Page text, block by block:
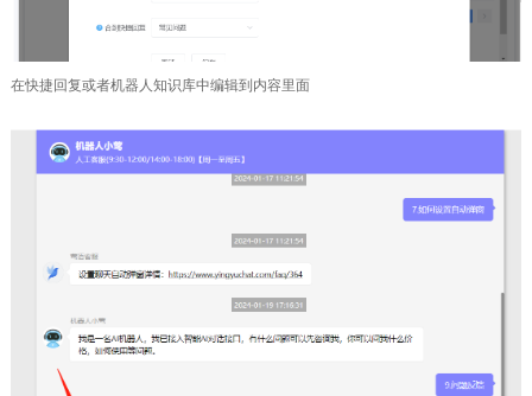
在快捷回复或者机器人知识库中编辑到内容里面